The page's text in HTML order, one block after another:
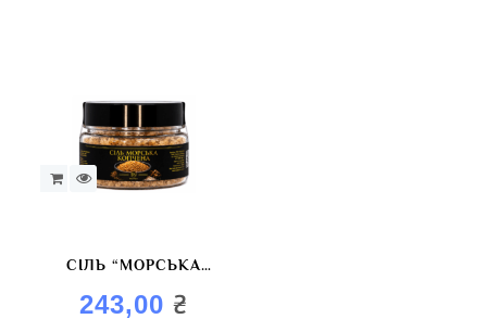
СІЛЬ “МОРСЬКА
КОПЧЕНА”
243,00 ₴